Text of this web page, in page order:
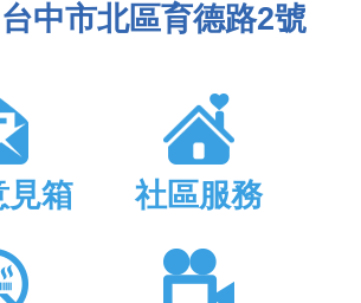
中市北區育德路2號
見箱 社區服務